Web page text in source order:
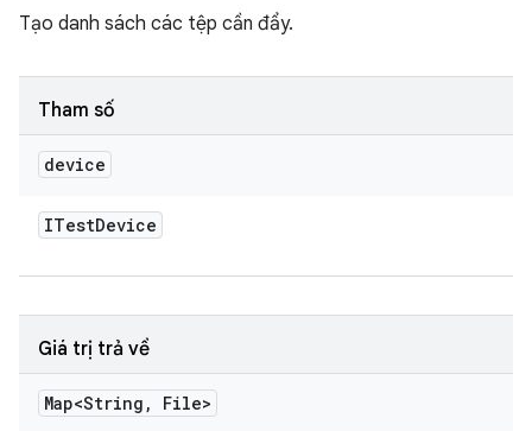
Tạo danh sách các tệp cần đẩy.
Tham số
device
ITestDevice
Giá trị trả về
Map<String , File>